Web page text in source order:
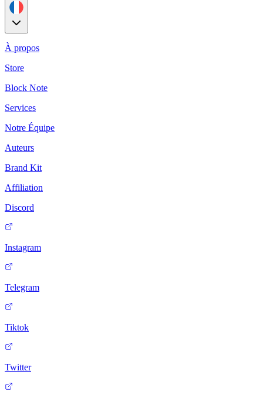
À propos
Store
Block Note
Services
Notre Équipe
Auteurs
Brand Kit
Affiliation
Discord
Instagram
Telegram
Tiktok
Twitter